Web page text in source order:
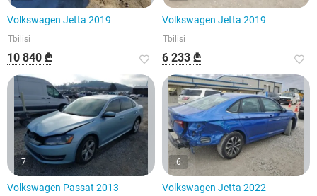
Volkswagen Jetta 2019
Tbilisi
10 840 ₾
Volkswagen Jetta 2019
Tbilisi
6 233 ₾
7
Volkswagen Passat 2013
6
Volkswagen Jetta 2022